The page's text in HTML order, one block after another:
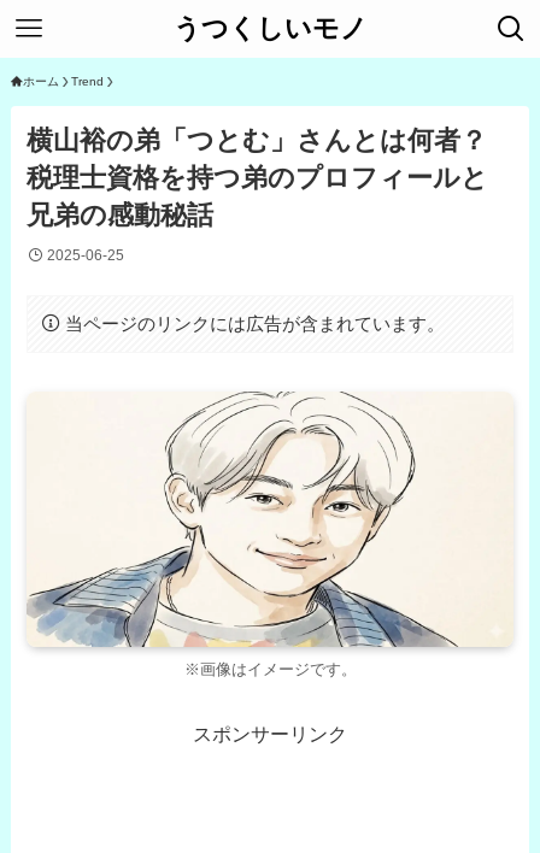
うつくしいモノ
ホーム Trend
横山裕の弟「つとむ」さんとは何者？
税理士資格を持つ弟のプロフィールと
兄弟の感動秘話
2025-06-25
当ページのリンクには広告が含まれています。
※画像はイメージです。
スポンサーリンク